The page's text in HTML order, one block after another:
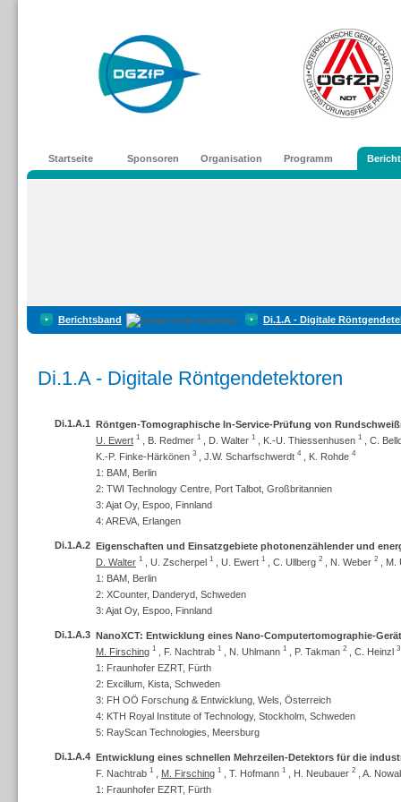
Startseite Sponsoren Organisation Programm
Berichtsband Di.1.A - Digitale
Di.1.A - Digitale Röntgendetektoren
Di.1.A.1 Röntgen-Tomographische In-Service-Prüfung von
U. Ewert 1 B. Redmer 1 D. Walter 1 K.-U. Thiessenhusen 1
C.
K.-P. Finke-Härkönen 3 J.W. Scharfschwerdt 4 K. Rohde 4
1: BAM, Berlin
2: TWI Technology Centre, Port Talbot, Großbritannien
3: Ajat Oy, Espoo, Finnland
4: AREVA, Erlangen
Di.1.A.2 Eigenschaften und Einsatzgebiete photonenzählender und
D. Walter 1 U. Zscherpel 1 U. Ewert 1 C. Ullberg 2 N. Weber 2
M.
1: BAM, Berlin
2: XCounter, Danderyd, Schweden
3: Ajat Oy, Espoo, Finnland
Di.1.A.3 NanoXCT: Entwicklung eines Nano-Computertomographie-
M. Firsching 1 F. Nachtrab 1 N. Uhlmann 1 P. Takman 2 C. Heinzl 3
1: Fraunhofer EZRT, Fürth
2: Excillum, Kista, Schweden
3: FH OÖ Forschung & Entwicklung, Wels, Österreich
4: KTH Royal Institute of Technology, Stockholm, Schweden
5: RayScan Technologies, Meersburg
Di.1.A.4 Entwicklung eines schnellen Mehrzeilen-Detektors für die
F. Nachtrab 1 M. Firsching 1 T. Hofmann 1 H. Neubauer 2
A.
1: Fraunhofer EZRT, Fürth